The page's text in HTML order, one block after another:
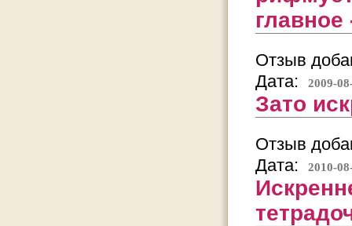
Отзыв
Дата:
2009-
Зато
Отзыв
Дата:
2010-